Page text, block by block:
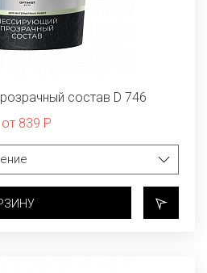
состав D 746
от 839 Р